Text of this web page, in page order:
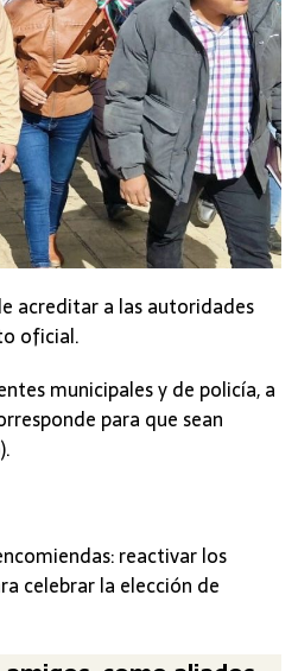
acreditar a las autoridades
oficial.
municipales y de policía, a
para que sean
reactivar los
celebrar la elección de